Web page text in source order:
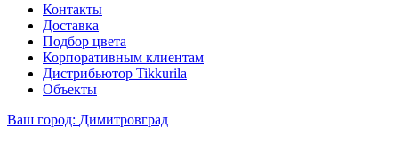
Контакты
Доставка
Подбор цвета
Корпоративным клиентам
Дистрибьютор Tikkurila
Объекты
Ваш город: Димитровград